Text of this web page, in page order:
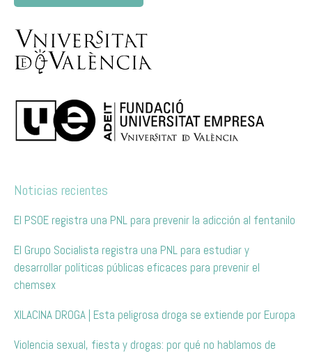
Noticias recientes
El PSOE registra una PNL para prevenir la adicción al fentanilo
El Grupo Socialista registra una PNL para estudiar y
desarrollar políticas públicas eficaces para prevenir el
chemsex
XILACINA DROGA | Esta peligrosa droga se extiende por Europa
Violencia sexual, fiesta y drogas: por qué no hablamos de